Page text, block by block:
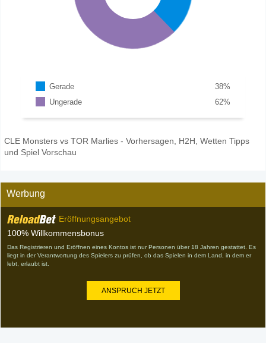
Gerade %
38
Ungerade
%
62
CLE Monsters vs TOR Marlies - Vorhersagen, H2H, Wetten Tipps
und Spiel Vorschau
Werbung
Eröffnungsangebot
100% Willkommensbonus
Das Registrieren und Eröffnen eines Kontos ist nur Personen über 18 Jahren gestattet. Es
liegt in der Verantwortung des Spielers zu prüfen, ob das Spielen in dem Land, in dem er
lebt, erlaubt ist.
ANSPRUCH JETZT